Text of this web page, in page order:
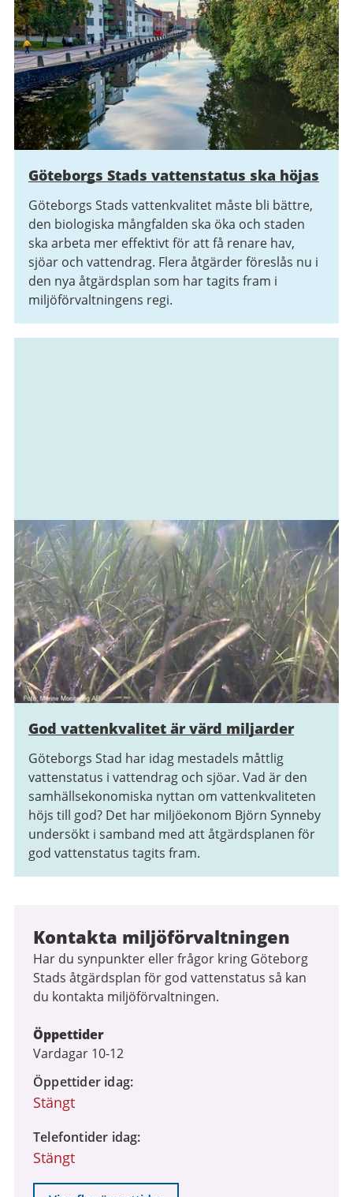
Göteborgs Stads vattenstatus ska höjas
Göteborgs Stads vattenkvalitet måste bli bättre,
den biologiska mångfalden ska öka och staden
ska arbeta mer effektivt för att få renare hav,
sjöar och vattendrag. Flera åtgärder föreslås nu i
den nya åtgärdsplan som har tagits fram i
miljöförvaltningens regi.
God vattenkvalitet är värd miljarder
Göteborgs Stad har idag mestadels måttlig
vattenstatus i vattendrag och sjöar. Vad är den
samhällsekonomiska nyttan om vattenkvaliteten
höjs till god? Det har miljöekonom Björn Synneby
undersökt i samband med att åtgärdsplanen för
god vattenstatus tagits fram.
Kontakta miljöförvaltningen
Har du synpunkter eller frågor kring Göteborg
Stads åtgärdsplan för god vattenstatus så kan
du kontakta miljöförvaltningen.
Öppettider
Vardagar 10-12
Öppettider idag
Stängt
Telefontider idag
Stängt